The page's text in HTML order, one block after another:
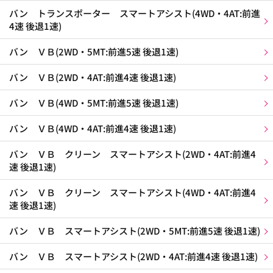
バン トランスポーター スマートアシスト(4WD・4AT:前進
4速 後退1速)
バン ＶＢ(2WD・5MT:前進5速 後退1速)
バン ＶＢ(2WD・4AT:前進4速 後退1速)
バン ＶＢ(4WD・5MT:前進5速 後退1速)
バン ＶＢ(4WD・4AT:前進4速 後退1速)
バン ＶＢ クリーン スマートアシスト(2WD・4AT:前進4
速 後退1速)
バン ＶＢ クリーン スマートアシスト(4WD・4AT:前進4
速 後退1速)
バン ＶＢ スマートアシスト(2WD・5MT:前進5速 後退1速)
バン ＶＢ スマートアシスト(2WD・4AT:前進4速 後退1速)